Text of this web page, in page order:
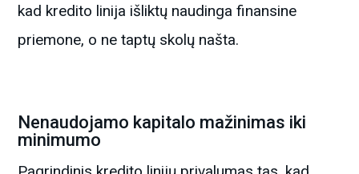
kad kredito linija išliktų naudinga finansine
priemone, o ne taptų skolų našta.
Nenaudojamo kapitalo mažinimas iki
minimumo